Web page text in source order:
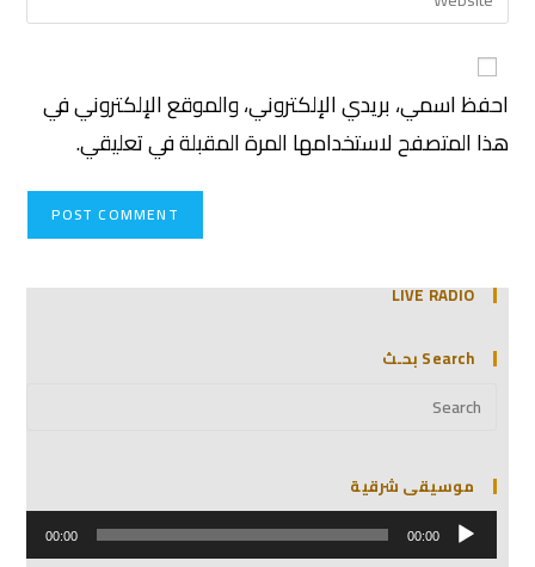
احفظ اسمي، بريدي الإلكتروني، والموقع الإلكتروني في
هذا المتصفح لاستخدامها المرة المقبلة في تعليقي.
LIVE RADIO
Search بحـث
موسيقى شرقية
مشغل
الصوت 00:00
00:00